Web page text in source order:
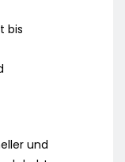
bis
und